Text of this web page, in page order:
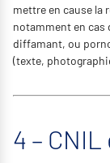
mettre en cause la
notamment en cas
diffamant, ou
(texte,
4 –